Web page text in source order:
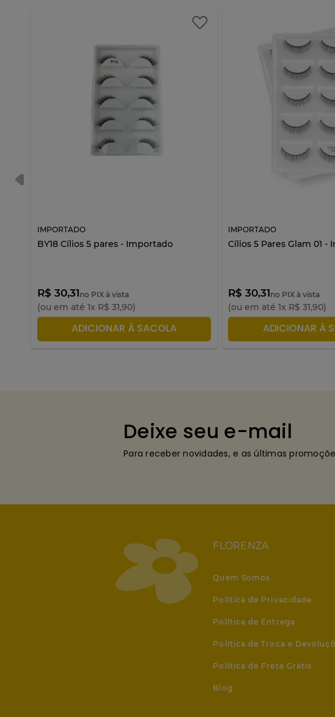
IMPORTADO
BY18 Cílios 5 pares - Importado
R$ 30,31no PIX à vista
(ou em até 1x R$ 31,90)
ADICIONAR À SACOLA
IMPORTADO
Cílios 5 Pares Glam 01 -
R$ 30,31no PIX à vista
(ou em até1x R$ 31,90)
ADICIONAR À
Deixe seu e-mail
Para receber novidades, e as últimas
FLORENZA
Quem Somos
Política de Privacidade
Política de Entrega
Política de Troca e
Política de Frete Grátis
Blog